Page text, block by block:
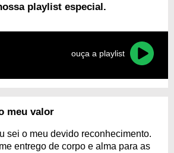
playlist especial.
ouça a playlist
meu valor
sei o meu devido reconhecimento.
entrego de corpo e alma para as